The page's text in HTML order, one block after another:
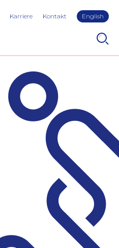
Karriere Kontakt English